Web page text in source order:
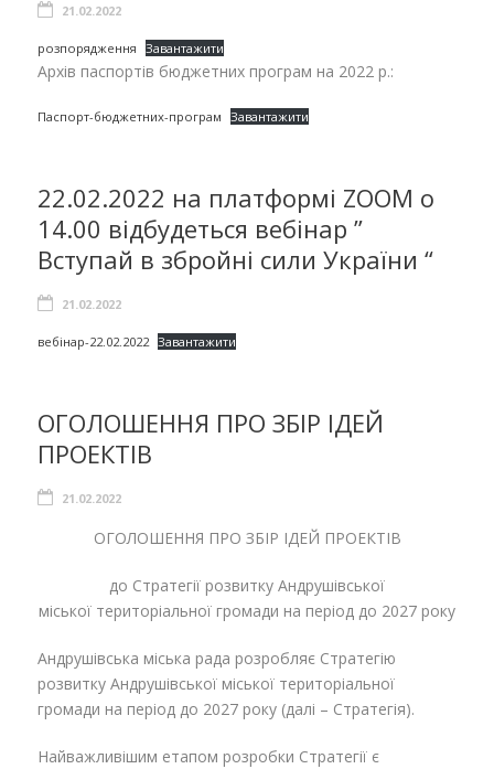
21.02.2022
розпорядження Завантажити
Архів паспортів бюджетних програм на 2022 р.:
Паспорт-бюджетних-програм Завантажити
22.02.2022 на платформі ZOOM о
14.00 відбудеться вебінар ”
Вступай в збройні сили України “
21.02.2022
вебінар-22.02.2022 Завантажити
ОГОЛОШЕННЯ ПРО ЗБІР ІДЕЙ
ПРОЕКТІВ
21.02.2022
ОГОЛОШЕННЯ ПРО ЗБІР ІДЕЙ ПРОЕКТІВ
до Стратегії розвитку Андрушівської
міської територіальної громади на період до 2027 року
Андрушівська міська рада розробляє Стратегію
розвитку Андрушівської міської територіальної
громади на період до 2027 року (далі – Стратегія).
Найважливішим етапом розробки Стратегії є